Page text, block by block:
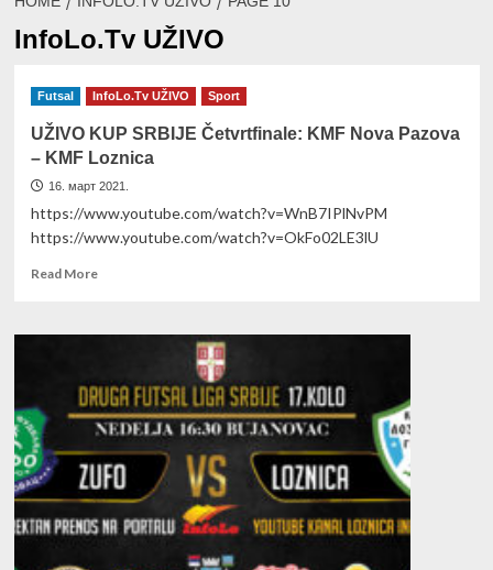
InfoLo.Tv UŽIVO
Futsal InfoLo.Tv UŽIVO Sport
UŽIVO KUP SRBIJE Četvrtfinale: KMF Nova Pazova
– KMF Loznica
16. март 2021.
https://www.youtube.com/watch?v=WnB7IPlNvPM
https://www.youtube.com/watch?v=OkFo02LE3lU
Read MoreRead
UŽIVO
Četvrtfinale:
KMF
Nova
Pazova
KMF
Loznica